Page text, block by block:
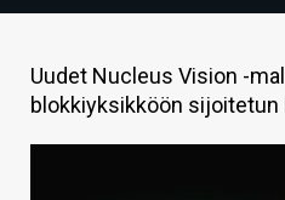
TIETOA
HINTA.FI
Uudet Nucleus Vision -
blokkiyksikköön sijoitetun